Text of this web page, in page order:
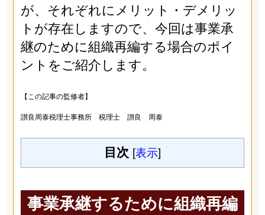
が、それぞれにメリット・デメリッ
トが存在しますので、今回は事業承
継のために組織再編する場合のポイ
ントをご紹介します。
【この記事の監修者】
讃良周泰税理士事務所 税理士 讃良 周泰
目次 [表示]
事業承継するために組織再編